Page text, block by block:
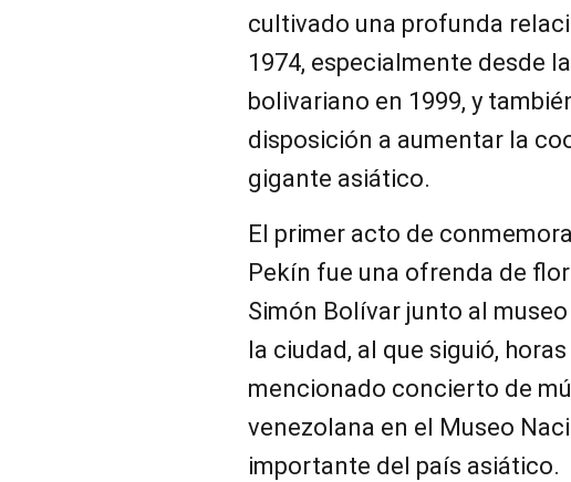
cultivado una profunda
1974, especialmente desde
bolivariano en 1999, y
disposición a aumentar la
gigante asiático.
El primer acto de
Pekín fue una ofrenda de
Simón Bolívar junto al
la ciudad, al que siguió,
mencionado concierto de
venezolana en el Museo
importante del país asiático.